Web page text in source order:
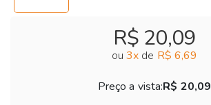
R$ 20,09
ou 3x de R$ 6,69
Preço a vista:R$ 20,09